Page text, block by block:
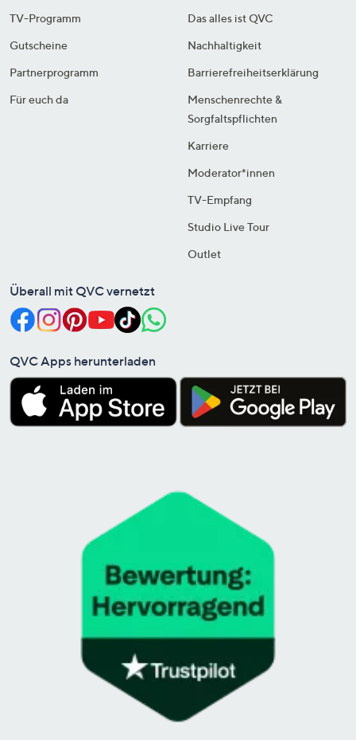
TV-Programm
Gutscheine
Partnerprogramm
Für euch da
Das alles ist QVC
Nachhaltigkeit
Barrierefreiheitserklärung
Menschenrechte &
Sorgfaltspflichten
Karriere
Moderator*innen
TV-Empfang
Studio Live Tour
Outlet
Überall mit QVC vernetzt
QVC Apps herunterladen